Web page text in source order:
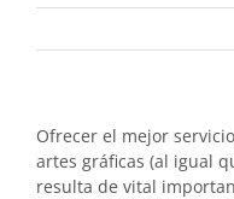
Ofrecer el mejor
artes gráficas (al igual
resulta de vital